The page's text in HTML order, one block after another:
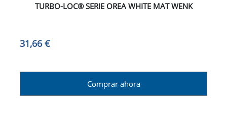
TURBO-LOC® SERIE OREA WHITE MAT WENK
31,66 €
Comprar ahora